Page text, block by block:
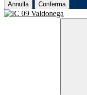
Annulla Conferma